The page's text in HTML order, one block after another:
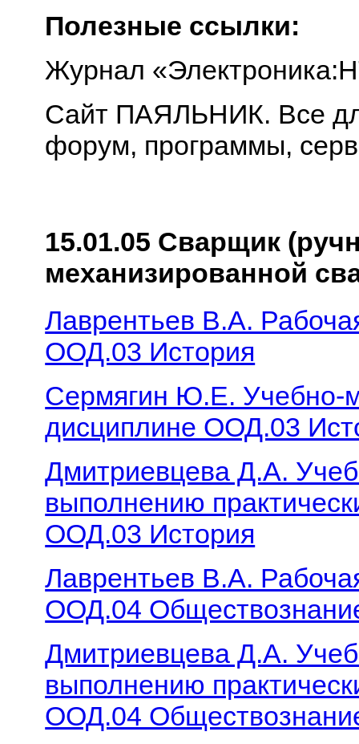
Полезные ссылки:
Журнал
Сайт ПАЯЛЬНИК. Все
форум, программы,
15.01.05 Сварщик
механизированной
Лаврентьев В.А.
ООД.03 История
Сермягин Ю.Е. Учебно-
дисциплине ООД.03
Дмитриевцева Д.А.
выполнению
ООД.03 История
Лаврентьев В.А.
ООД.04
Дмитриевцева Д.А.
выполнению
ООД.04